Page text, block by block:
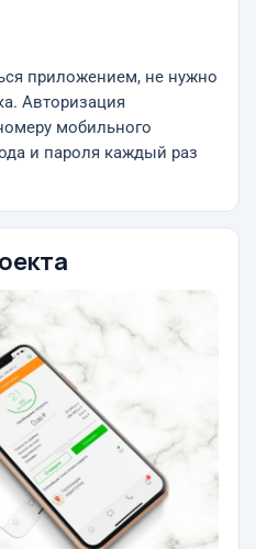
приложением, не нужно
Авторизация
мобильного
и пароля каждый раз